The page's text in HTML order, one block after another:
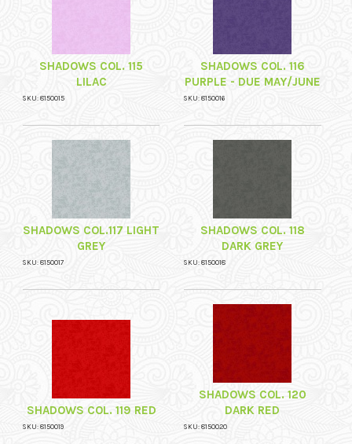
SHADOWS COL. 115
LILAC
SKU: 8150015
SHADOWS COL. 116
PURPLE - DUE MAY/JUNE
SKU: 8150016
SHADOWS COL.117 LIGHT
GREY
SKU: 8150017
SHADOWS COL. 118
DARK GREY
SKU: 8150018
SHADOWS COL. 119 RED
SKU: 8150019
SHADOWS COL. 120
DARK RED
SKU: 8150020